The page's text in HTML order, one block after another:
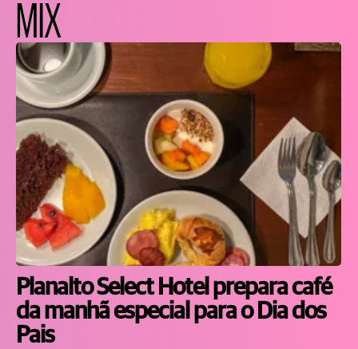
MIX
Planalto Select Hotel prepara café
da manhã especial para o Dia dos
Pais